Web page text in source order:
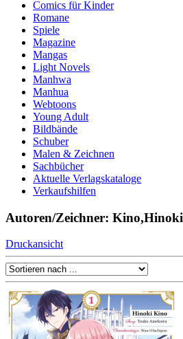
Comics für Kinder
Romane
Spiele
Magazine
Mangas
Light Novels
Manhwa
Manhua
Webtoons
Young Adult
Bildbände
Schuber
Malen & Zeichnen
Sachbücher
Aktuelle Verlagskataloge
Verkaufshilfen
Autoren/Zeichner: Kino,Hinoki
Druckansicht